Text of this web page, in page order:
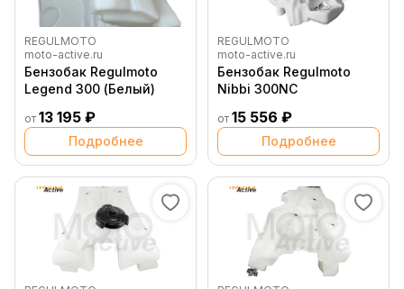
REGULMOTO
moto-active.ru
Бензобак Regulmoto
Legend 300 (Белый)
от 13 195 ₽
Подробнее
REGULMOTO
moto-active.ru
Бензобак Regulmoto
Nibbi 300NC
от 15 556 ₽
Подробнее